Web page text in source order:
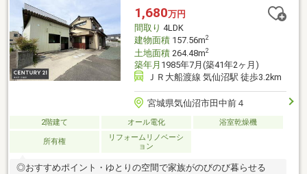
1,680万円
間取り 4LDK
建物面積157.56m2
土地面積264.48m2
築年月 1985年7月(築41年2ヶ月)
ＪＲ大船渡線 気仙沼駅 徒歩3.2km
宮城県気仙沼市田中前４
2階建て オール電化 浴室乾燥機
所有権
リフォームリノベーシ
ョン
◎おすすめポイント・ゆとりの空間で家族がのびのび暮らせる